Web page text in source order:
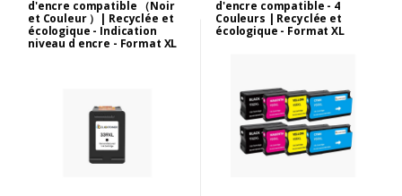
d'encre compatible （Noir
et Couleur ）| Recyclée et
écologique - Indication
niveau d encre - Format XL
d'encre compatible - 4
Couleurs | Recyclée et
écologique - Format XL